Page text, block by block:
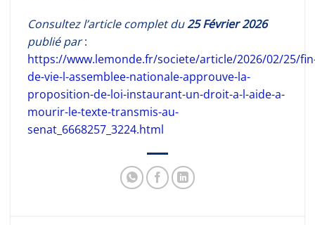
Consultez l’article complet du25 Février 2026
publié par:
https://www.lemonde.fr/societe/article/2026/02/25/
de-vie-l-assemblee-nationale-approuve-la-
proposition-de-loi-instaurant-un-droit-a-l-aide-a-
mourir-le-texte-transmis-au-
senat_6668257_3224.html